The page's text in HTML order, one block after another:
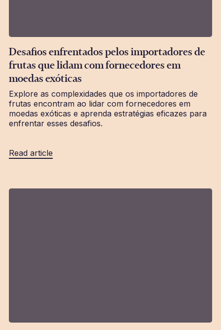
Desafios enfrentados pelos importadores de
frutas que lidam com fornecedores em
moedas exóticas
Explore as complexidades que os importadores de
frutas encontram ao lidar com fornecedores em
moedas exóticas e aprenda estratégias eficazes para
enfrentar esses desafios.
Read article